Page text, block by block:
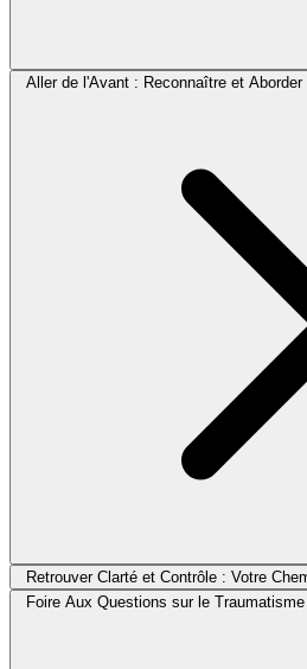
Aller de l'Avant : Reconnaître et
Retrouver Clarté et Contrôle : Votre
Foire Aux Questions sur le